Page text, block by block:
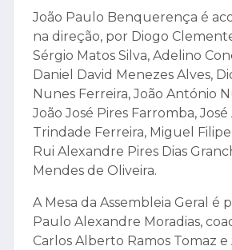
João Paulo Benquerença é
na direção, por Diogo
Sérgio Matos Silva, Adelino
Daniel David Menezes Alves,
Nunes Ferreira, João António
João José Pires Farromba, José
Trindade Ferreira, Miguel Filipe
Rui Alexandre Pires Dias
Mendes de Oliveira.
A Mesa da Assembleia Geral é
Paulo Alexandre Moradias,
Carlos Alberto Ramos Tomaz e